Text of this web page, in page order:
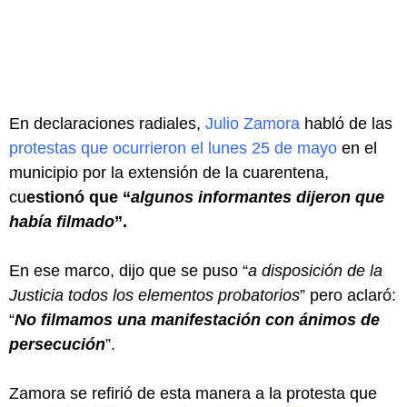
En declaraciones radiales, Julio Zamora habló de las
protestas que ocurrieron el lunes 25 de mayo en el
municipio por la extensión de la cuarentena,
cuestionó que “algunos informantes dijeron que
había filmado”.
En ese marco, dijo que se puso “a disposición de la
Justicia todos los elementos probatorios” pero aclaró:
“No filmamos una manifestación con ánimos de
persecución”.
Zamora se refirió de esta manera a la protesta que